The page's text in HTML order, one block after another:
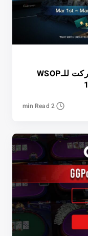
جّي‌جي‌بوكر يطلق بطولة سوبر سيركت للـWSOP
2 min Read